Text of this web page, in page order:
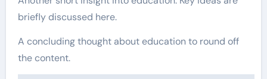
briefly discussed here.
A concluding thought about education to round off
the content.